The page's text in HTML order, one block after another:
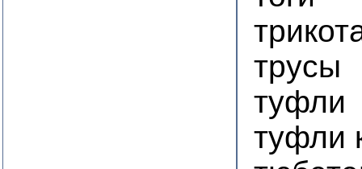
трусы
туфли
туфли